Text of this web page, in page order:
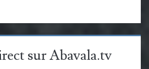
sur Abavala.tv